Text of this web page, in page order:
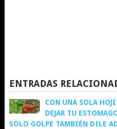
ENTRADAS
CON UNA SOLA
DEJAR TU
SOLO GOLPE TAMBIÉN DILE